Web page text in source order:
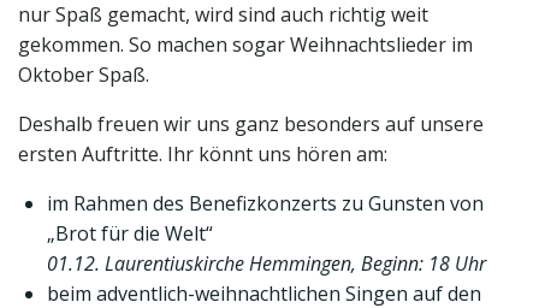
nur Spaß gemacht, wird sind auch richtig weit
gekommen. So machen sogar Weihnachtslieder im
Oktober Spaß.
Deshalb freuen wir uns ganz besonders auf unsere
ersten Auftritte. Ihr könnt uns hören am:
im Rahmen des Benefizkonzerts zu Gunsten von
„Brot für die Welt“
01.12. Laurentiuskirche Hemmingen, Beginn: 18 Uhr
beim adventlich-weihnachtlichen Singen auf den